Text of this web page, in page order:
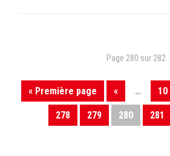
Page 280 sur 282
« Première page « … 10
278 279 280 281